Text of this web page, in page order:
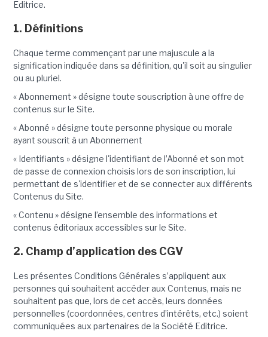
Editrice.
1. Définitions
Chaque terme commençant par une majuscule a la
signification indiquée dans sa définition, qu'il soit au singulier
ou au pluriel.
« Abonnement » désigne toute souscription à une offre de
contenus sur le Site.
« Abonné » désigne toute personne physique ou morale
ayant souscrit à un Abonnement
« Identifiants » désigne l'identifiant de l’Abonné et son mot
de passe de connexion choisis lors de son inscription, lui
permettant de s'identifier et de se connecter aux différents
Contenus du Site.
« Contenu » désigne l’ensemble des informations et
contenus éditoriaux accessibles sur le Site.
2. Champ d’application des CGV
Les présentes Conditions Générales s’appliquent aux
personnes qui souhaitent accéder aux Contenus, mais ne
souhaitent pas que, lors de cet accès, leurs données
personnelles (coordonnées, centres d’intérêts, etc.) soient
communiquées aux partenaires de la Société Editrice.